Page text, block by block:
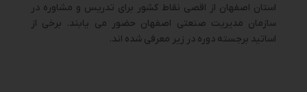
استان اصفهان از اقصی نقاط کشور برای تدریس و مشاوره در
سازمان مدیریت صنعتی اصفهان حضور می یابند. برخی از
اساتید برجسته دوره در زیر معرفی شده اند.